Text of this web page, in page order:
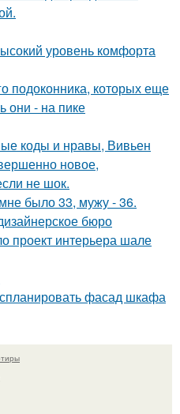
уровень комфорта
подоконника, которых еще
они - на пике
коды и нравы, Вивьен
новое,
не шок.
было 33, мужу - 36.
бюро
проект интерьера шале
фасад шкафа